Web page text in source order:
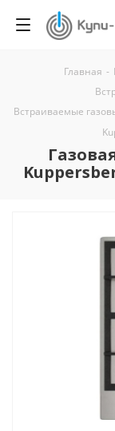
Главная -
Встраиваемые